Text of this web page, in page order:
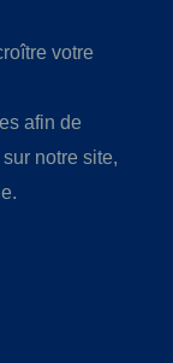
votre
afin de
notre site,